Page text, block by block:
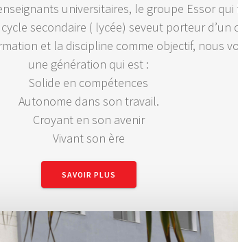
universitaires, le groupe Essor
secondaire ( lycée) seveut porteur
et la discipline comme objectif, nous
une génération qui est :
Solide en compétences
Autonome dans son travail.
Croyant en son avenir
Vivant son ère
SAVOIR PLUS